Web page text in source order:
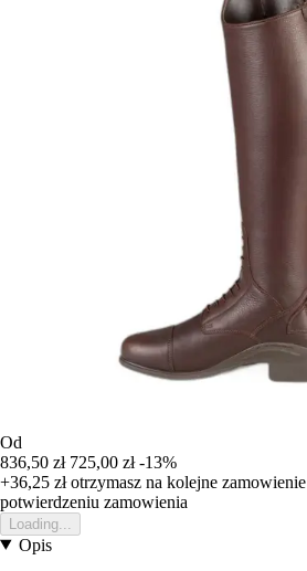
Od
836,50 zł 725,00 zł -13%
+36,25 złotrzymasz na kolejne zamowienie
potwierdzeniu zamowienia
Loading...
Opis